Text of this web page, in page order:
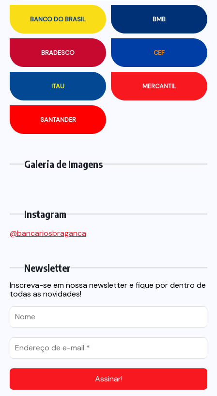
BANCO DO BRASIL BMB
BRADESCO CEF
ITAU MERCANTIL
SANTANDER
Galeria de Imagens
Instagram
@bancariosbraganca
Newsletter
Inscreva-se em nossa newsletter e fique por dentro de
todas as novidades!